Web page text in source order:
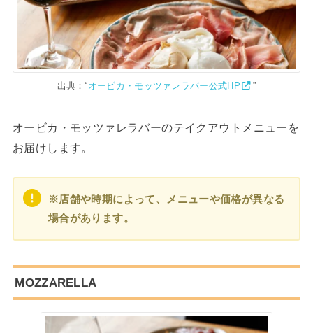
出典：“オービカ・モッツァレラバー公式HP ”
オービカ・モッツァレラバーのテイクアウトメニューを
お届けします。
※店舗や時期によって、メニューや価格が異なる
場合があります。
MOZZARELLA